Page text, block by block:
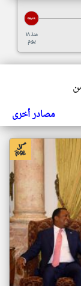
منذ ١٨
يوم
مصادر أخرى